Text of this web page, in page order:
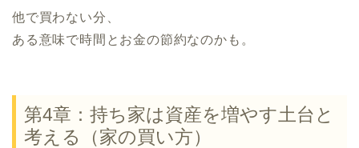
他で買わない分、
ある意味で時間とお金の節約なのかも。
第4章：持ち家は資産を増やす土台と
考える（家の買い方）